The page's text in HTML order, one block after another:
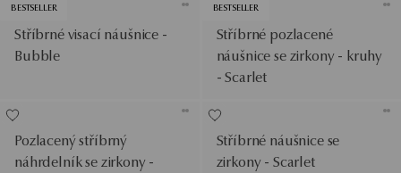
BESTSELLER
Stříbrné visací náušnice -
Bubble
BESTSELLER
Stříbrné pozlacené
náušnice se zirkony - kruhy
- Scarlet
Pozlacený stříbrný
náhrdelník se zirkony -
Stříbrné náušnice se
zirkony - Scarlet